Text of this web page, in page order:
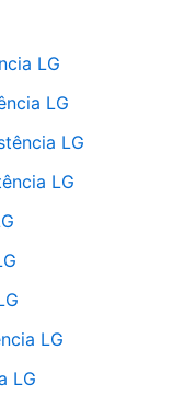
LG
LG
LG
LG
LG
LG